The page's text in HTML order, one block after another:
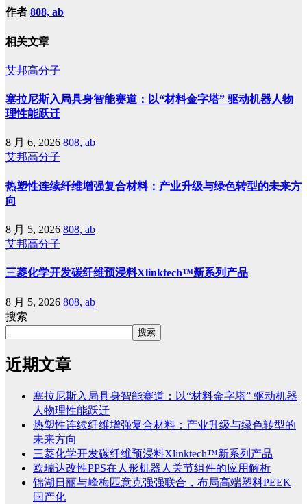
作者 808, ab
相关文章
艾邦高分子
塞拉尼斯入局具身智能赛道：以“材料金字塔” 驱动机器人物
理性能跃迁
8 月 6, 2026 808, ab
艾邦高分子
热塑性连续纤维增强复合材料：产业升级与绿色转型的未来方
向
8 月 5, 2026 808, ab
艾邦高分子
三菱化学开发碳纤维预浸料Xlinktech™新系列产品
8 月 5, 2026 808, ab
搜索
搜索
近期文章
塞拉尼斯入局具身智能赛道：以“材料金字塔” 驱动机器
人物理性能跃迁
热塑性连续纤维增强复合材料：产业升级与绿色转型的
未来方向
三菱化学开发碳纤维预浸料Xlinktech™新系列产品
欧瑞达改性PPS在人形机器人关节组件的应用解析
锦湖日丽与峰梅匹意克强强联合，布局高端塑料PEEK
国产化